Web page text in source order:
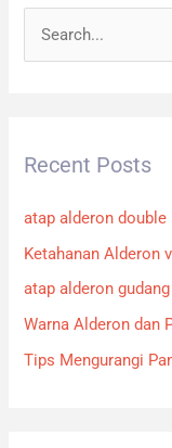
c
f
o
r
:
Recent Posts
atap alderon double
Ketahanan Alderon
atap alderon gudang
Warna Alderon dan
Tips Mengurangi